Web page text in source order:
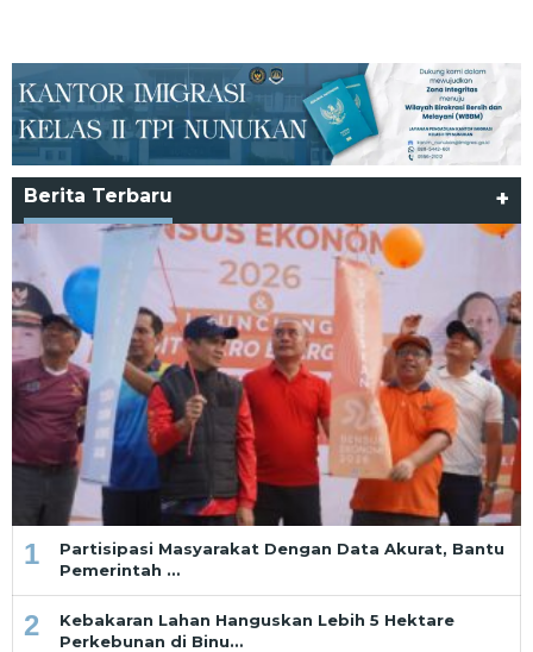
Berita Terbaru +
1
Partisipasi Masyarakat Dengan Data Akurat, Bantu
Pemerintah …
2
Kebakaran Lahan Hanguskan Lebih 5 Hektare
Perkebunan di Binu…